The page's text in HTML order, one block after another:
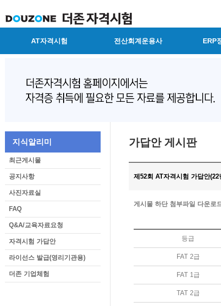
AT자격시험 전산회계운용사 ERP
지식알리미
최근게시물
공지사항
사진자료실
FAQ
Q&A/교육자료요청
자격시험 가답안
라이선스 발급(영리기관용)
더존 기업체험
가답안 게시판
제52회 AT자격시험 가답안
게시물 하단 첨부파일 다운로
등급
FAT 2급
FAT 1급
TAT 2급